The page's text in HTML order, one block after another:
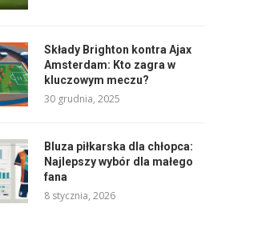
Składy Brighton kontra Ajax
Amsterdam: Kto zagra w
kluczowym meczu?
30 grudnia, 2025
Bluza piłkarska dla chłopca:
Najlepszy wybór dla małego
fana
8 stycznia, 2026